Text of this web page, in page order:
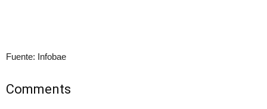
Fuente: Infobae
Comments